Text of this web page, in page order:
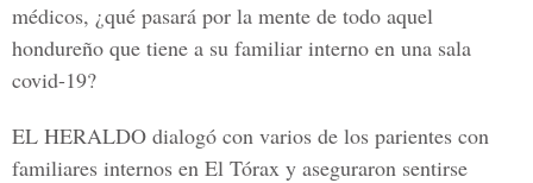
médicos, ¿qué pasará por la mente de todo aquel
hondureño que tiene a su familiar interno en una sala
covid-19?
EL HERALDO dialogó con varios de los parientes con
familiares internos en El Tórax y aseguraron sentirse